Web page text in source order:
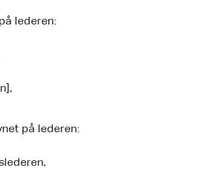
lederen:
på lederen: